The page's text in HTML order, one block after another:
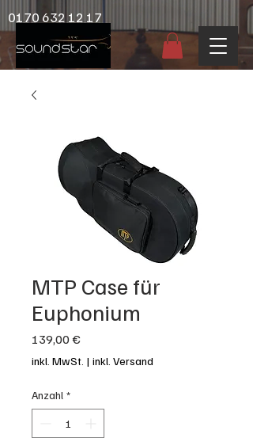
0170 632 12 17
MTP Case für
Euphonium
139,00 €Preis
inkl. MwSt. | inkl. Versand
Anzahl *